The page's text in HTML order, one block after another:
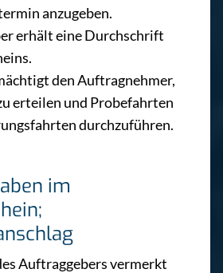
anzugeben.
erhält eine Durchschrift
den Auftragnehmer,
erteilen und Probefahrten
durchzuführen.
im
Auftraggebers vermerkt